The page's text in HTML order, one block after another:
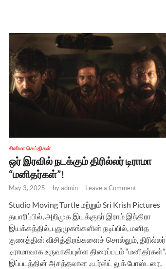
சினிமா செய்திகள்
ஒர் இரவில் நடக்கும் திரில்லர் டிராமா
“மனிதர்கள்”!
May 3, 2025 - byadmin - Leave a Comment
Studio Moving Turtle மற்றும் Sri Krish Pictures
தயாரிப்பில், அறிமுக இயக்குநர் இராம் இந்திரா
இயக்கத்தில், புதுமுகங்களின் நடிப்பில், மனித
குணத்தின் விசித்திரங்களைச் சொல்லும், திரில்லர்
டிராமாவாக உருவாகியுள்ள திரைப்படம் “மனிதர்கள்”.
இப்படத்தின் அசத்தலான ஃபர்ஸ்ட் லுக் போஸ்டரை,